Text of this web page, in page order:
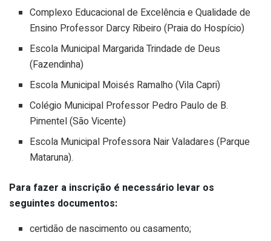
Complexo Educacional de Excelência e Qualidade de
Ensino Professor Darcy Ribeiro (Praia do Hospício)
Escola Municipal Margarida Trindade de Deus
(Fazendinha)
Escola Municipal Moisés Ramalho (Vila Capri)
Colégio Municipal Professor Pedro Paulo de B.
Pimentel (São Vicente)
Escola Municipal Professora Nair Valadares (Parque
Mataruna).
Para fazer a inscrição é necessário levar os
seguintes documentos:
certidão de nascimento ou casamento;